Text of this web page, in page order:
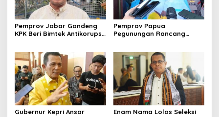
Pemprov Jabar Gandeng
KPK Beri Bimtek Antikorupsi
Pemprov Papua
Pegunungan Rancang
Perdamaian
Gubernur Kepri Ansar
Enam Nama Lolos Seleksi